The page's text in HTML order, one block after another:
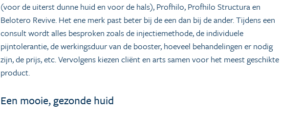
(voor de uiterst dunne huid en voor de hals), Profhilo, Profhilo Structura en
Belotero Revive. Het ene merk past beter bij de een dan bij de ander. Tijdens een
consult wordt alles besproken zoals de injectiemethode, de individuele
pijntolerantie, de werkingsduur van de booster, hoeveel behandelingen er nodig
zijn, de prijs, etc. Vervolgens kiezen cliënt en arts samen voor het meest geschikte
product.
Een mooie, gezonde huid